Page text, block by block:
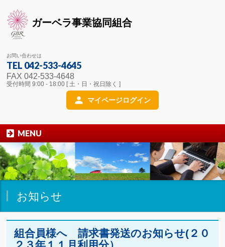
ガーベラ事業協同組合
マイページログイン
お問い合わせは
TEL 042-533-4645
FAX 042-533-4648
受付時間 9:00 - 18:00 [ 土・日・祝日除く ]
MENU
お知らせ
組合員様へ 請求書発送のお知らせ(２０
２３年１１月利用分）